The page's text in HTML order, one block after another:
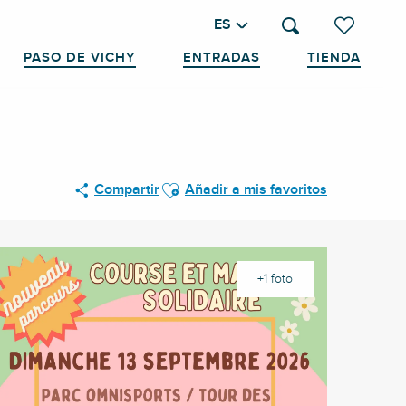
Voir les
Buscar
ES
PASO DE VICHY ENTRADAS TIENDA
CompartirAjouter aux favoris
Añadir a mis favoritos
+1 foto